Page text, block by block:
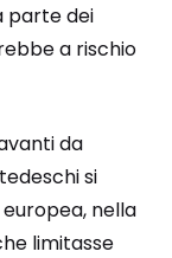
parte dei
a rischio
da
si
nella
limitasse